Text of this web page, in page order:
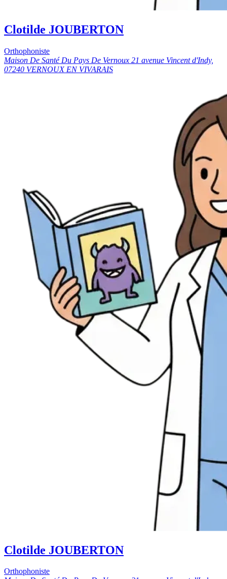
Clotilde JOUBERTON
Orthophoniste
Maison De Santé Du Pays De Vernoux 21 avenue Vincent d'Indy,
07240 VERNOUX EN VIVARAIS
Clotilde JOUBERTON
Orthophoniste